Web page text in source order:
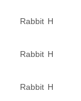
Rabbit H
Rabbit H
Rabbit H